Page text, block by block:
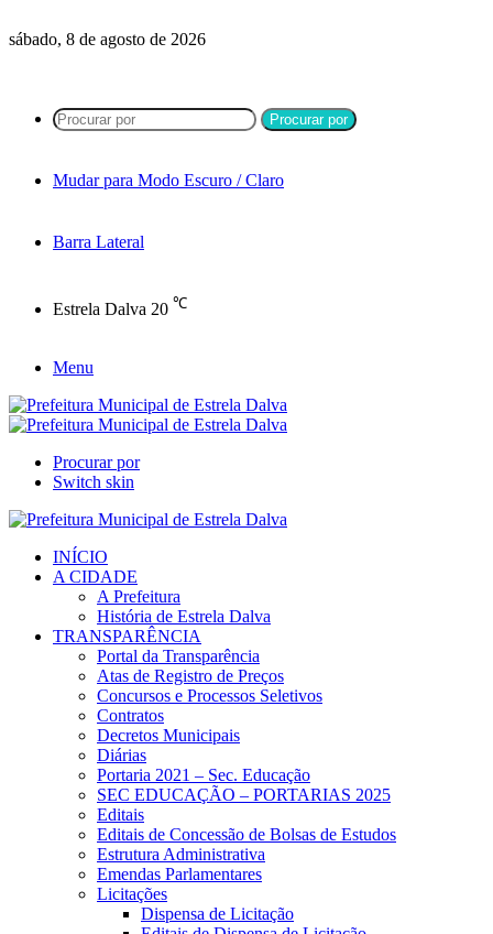
sábado, 8 de agosto de 2026
Procurar por
Mudar para Modo Escuro / Claro
Barra Lateral
Estrela Dalva 20 ℃
Menu
Procurar por
Switch skin
INÍCIO
A CIDADE
A Prefeitura
História de Estrela Dalva
TRANSPARÊNCIA
Portal da Transparência
Atas de Registro de Preços
Concursos e Processos Seletivos
Contratos
Decretos Municipais
Diárias
Portaria 2021 – Sec. Educação
SEC EDUCAÇÃO – PORTARIAS 2025
Editais
Editais de Concessão de Bolsas de Estudos
Estrutura Administrativa
Emendas Parlamentares
Licitações
Dispensa de Licitação